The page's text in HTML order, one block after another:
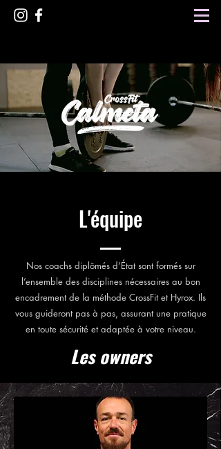
L'équipe
Nos coachs diplômés d’État sont formés sur
l’ensemble des disciplines nécessaires au bon
encadrement de la méthode CrossFit et Hyrox. Ils
vous guideront pas à pas, assurant une pratique
en toute sécurité et adaptée à votre niveau.
Les owners